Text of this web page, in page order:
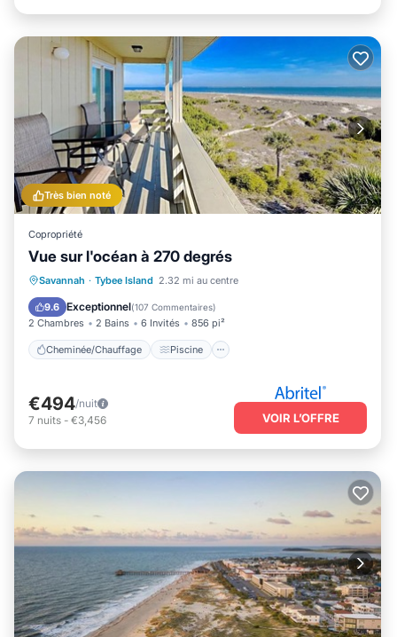
Très bien noté
Copropriété
Vue sur l'océan à 270 degrés
Savannah · Tybee Island 2.32 mi au centre
9.6 Exceptionnel(107 Commentaires)
2 Chambres 2 Bains 6 Invités 856 pi²
Cheminée/Chauffage Piscine
Cheminée/Chauffage
Piscine
Vue sur l’océan
Balcon/Terrasse
€494/nuit
7 nuits - €3,456 VOIR L’OFFRE